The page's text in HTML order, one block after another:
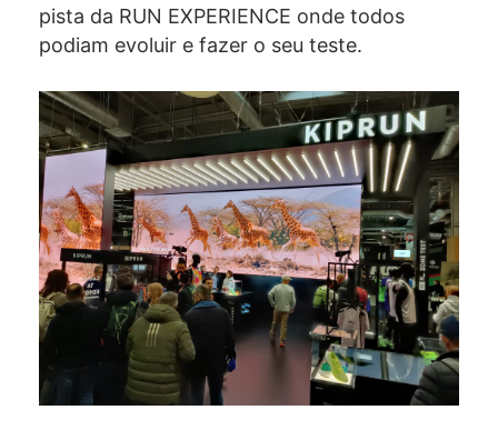
pista da RUN EXPERIENCE onde todos
podiam evoluir e fazer o seu teste.